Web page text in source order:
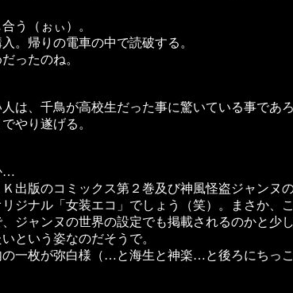
う（ぉぃ）。
。帰りの電車の中で読破する。
ったのね。
、千鳥が高校生だった事に驚いている事であろ
やり遂げる。
…
版のコミックス第２巻及び神風怪盗ジャンヌ
ナル「女装エコ」でしょう（笑）。まさか、
ャンヌの世界の設定でも掲載されるのかと少
という姿なのだそうで。
一枚が弥白様（…と海生と神楽…と後ろにちっこ